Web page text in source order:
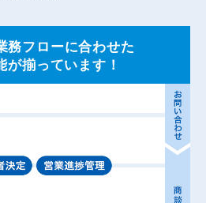
務フローに合わせた
が揃っています！